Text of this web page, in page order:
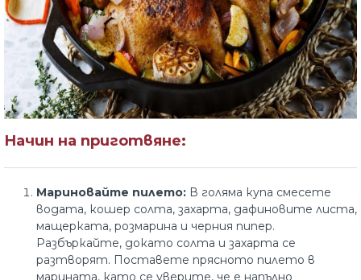
Начин на приготвяне:
Мариновайте пилето: В голяма купа смесете
водата, кошер солта, захарта, дафиновите листа,
мащерката, розмарина и черния пипер.
Разбъркайте, докато солта и захарта се
разтворят. Поставете прясното пилето в
марината, като се уверите, че е напълно